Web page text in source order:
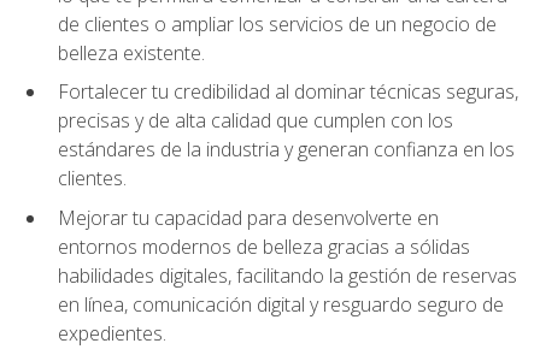
de clientes o ampliar los servicios de un negocio de
belleza existente.
Fortalecer tu credibilidad al dominar técnicas seguras,
precisas y de alta calidad que cumplen con los
estándares de la industria y generan confianza en los
clientes.
Mejorar tu capacidad para desenvolverte en
entornos modernos de belleza gracias a sólidas
habilidades digitales, facilitando la gestión de reservas
en línea, comunicación digital y resguardo seguro de
expedientes.